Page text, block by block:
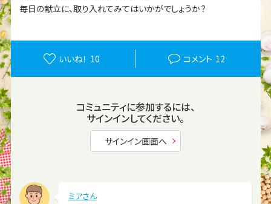
毎日の献立に、取り入れてみてはいかがでしょうか？
いいね！ 10 コメント 12
コミュニティに参加するには、
サインインしてください。
サインイン画面へ
ミアさん